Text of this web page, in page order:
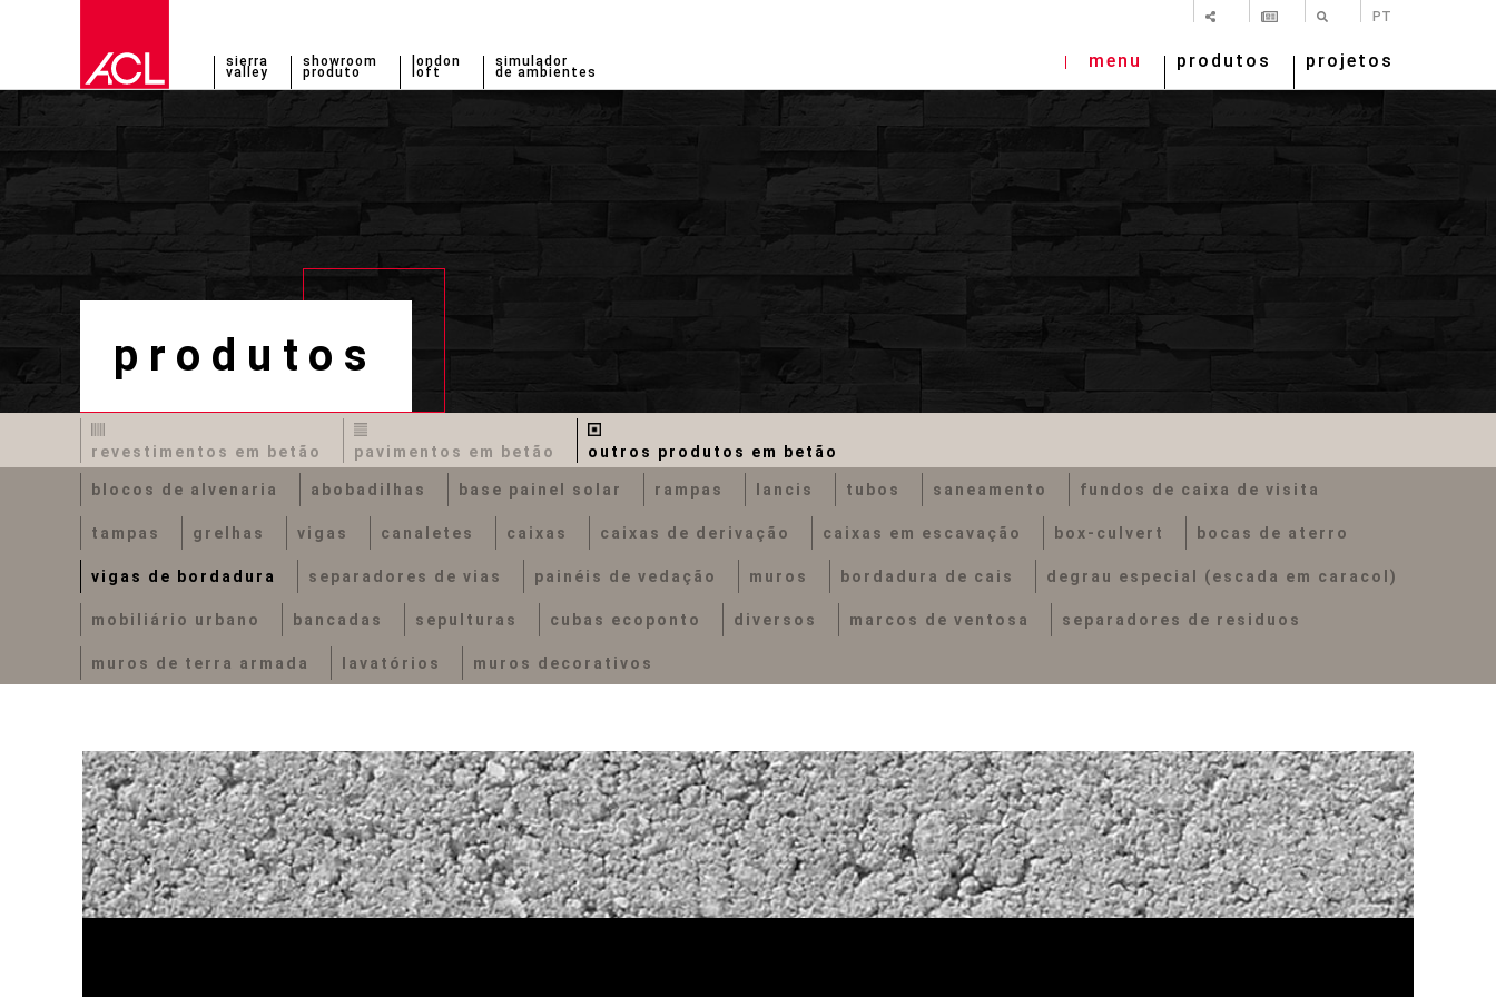
PT
sierra
valley
showroom
produto
london
loft
simulador
de ambientes
menu produtos projetos
produtos
revestimentos em betão pavimentos em betão outros produtos em betão
blocos de alvenaria abobadilhas base painel solar rampas lancis tubos saneamento fundos de caixa de visita
tampas grelhas vigas canaletes caixas caixas de derivação caixas em escavação box-culvert bocas de aterro
vigas de bordadura separadores de vias painéis de vedação muros bordadura de cais degrau especial (escada em caracol)
mobiliário urbano bancadas sepulturas cubas ecoponto diversos marcos de ventosa separadores de residuos
muros de terra armada lavatórios muros decorativos